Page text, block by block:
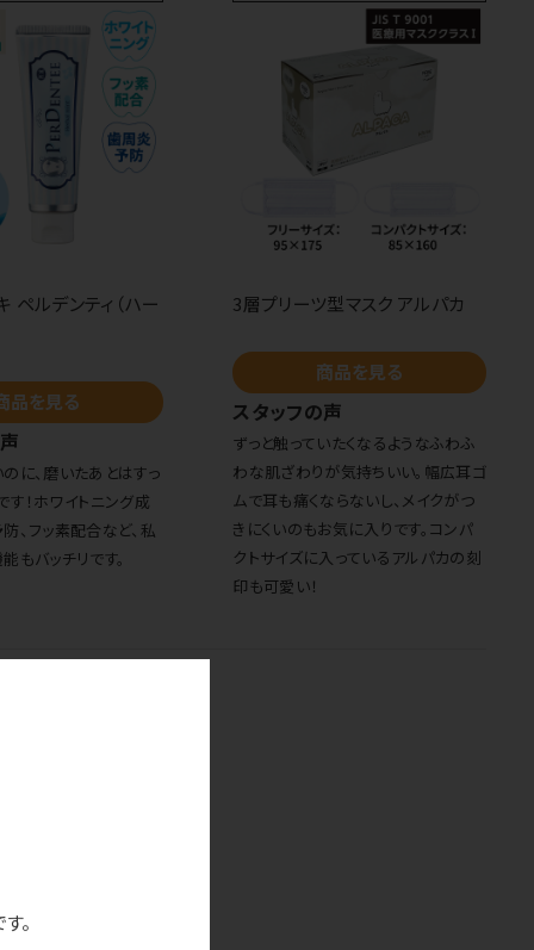
。
ペルデンティ（ハー
品を見る
に、磨いたあとはすっ
す！ホワイトニング成
、フッ素配合など、私
もバッチリです。
3層プリーツ型マスク アルパカ
商品を見る
スタッフの声
ずっと触っていたくなるようなふわふ
わな肌ざわりが気持ちいい。幅広耳ゴ
ムで耳も痛くならないし、メイクがつ
きにくいのもお気に入りです。コンパ
クトサイズに入っているアルパカの刻
印も可愛い！